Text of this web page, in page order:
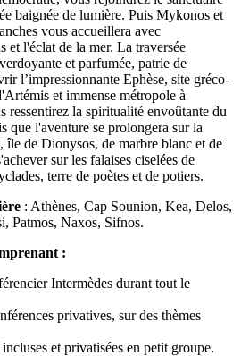
baignée de lumière. Puis Mykonos et
vous accueillera avec
et l'éclat de la mer. La traversée
et parfumée, patrie de
l’impressionnante Ephèse, site gréco-
et immense métropole à
ressentirez la spiritualité envoûtante du
que l'aventure se prolongera sur la
île de Dionysos, de marbre blanc et de
sur les falaises ciselées de
terre de poètes et de potiers.
: Athènes, Cap Sounion, Kea, Delos,
Patmos, Naxos, Sifnos.
:
Intermèdes durant tout le
privatives, sur des thèmes
et privatisées en petit groupe.